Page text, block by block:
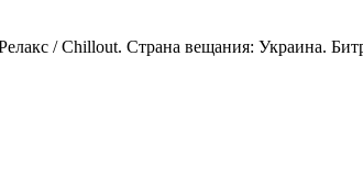
/ Chillout. Страна вещания: Украина.